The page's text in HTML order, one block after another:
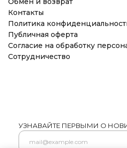
Контакты
Политика
Публичная оферта
Согласие на обработку
Сотрудничество
УЗНАВАЙТЕ ПЕРВЫМИ О